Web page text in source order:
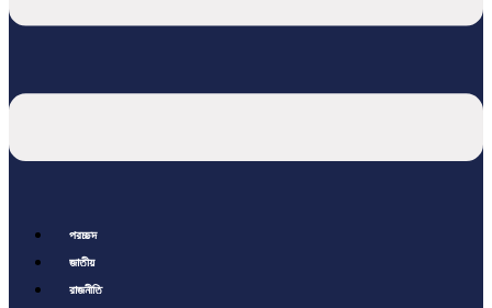
প্রচ্ছদ
জাতীয়
রাজনীতি